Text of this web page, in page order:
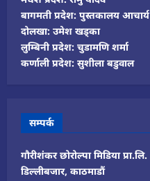
बागमती प्रदेश: पुस्तकालय आचार्य
दोलखा: उमेश खड्का
लुम्बिनी प्रदेश: चुडामणि शर्मा
कर्णाली प्रदेश: सुशीला बडुवाल
सम्पर्क
गौरीशंकर छोरोल्पा मिडिया प्रा.लि.
डिल्लीबजार, काठमाडौं